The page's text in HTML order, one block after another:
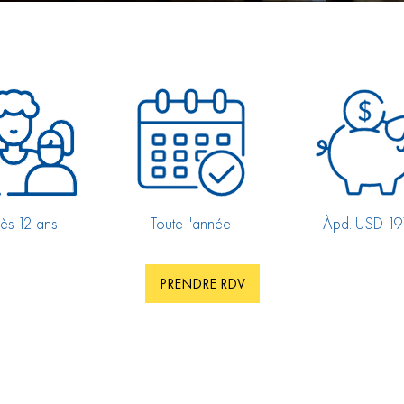
12 ans Toute l'année Àpd. USD
PRENDRE RDV